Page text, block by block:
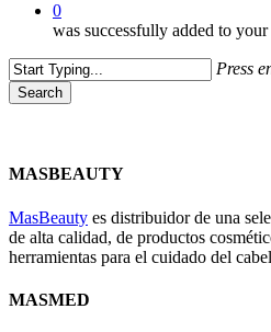
0
was successfully added to your
Press
Search
MASBEAUTY
MasBeauty es distribuidor de una
de alta calidad, de productos
herramientas para el cuidado del
MASMED